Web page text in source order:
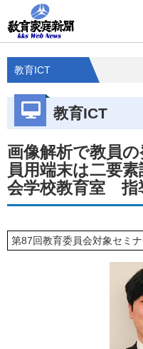
教育ICT
教育ICT
画像解析で教員
員用端末は二要
会学校教育室 指
第87回教育委員会対象セミ